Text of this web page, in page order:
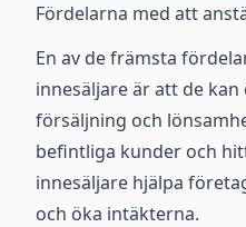
Fördelarna med att
En av de främsta
innesäljare är att de
försäljning och
befintliga kunder och
innesäljare hjälpa
och öka intäkterna.